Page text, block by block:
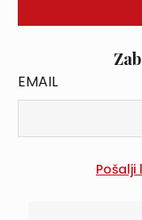
EMAIL